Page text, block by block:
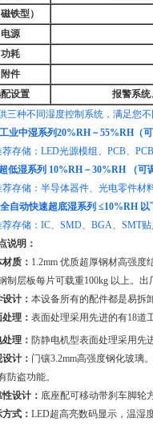
铁型）
电源
功耗
附件
设置
报警系统
三种不同湿度控制系统，满足您
业中湿系列20%RH－55%RH（
储：LED光源模组、PCB、
低湿系列 10%RH－30%RH （可
储：半导体器件、光电零件材料
自动快速超底湿系列 ≤10%RH 以
储：IC、SMD、BGA、SMT贴
说明：
质： 1.2mm 优质超厚钢材高强
制层板每片可载重100kg 以上。
计： 本设备所有的配件都是易拆
理： 表面处理采用先进的有18道
理： 防静电机型表面处理采用先
计： 门镶3.2mm高强度钢化玻璃
防盗功能。
设计： 底座配可移动带刹车脚轮
式： LED超高亮数码显示，温湿